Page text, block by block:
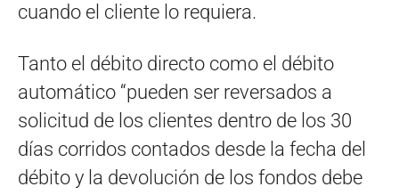
cuando el cliente lo requiera.
Tanto el débito directo como el débito
automático “pueden ser reversados a
solicitud de los clientes dentro de los 30
días corridos contados desde la fecha del
débito y la devolución de los fondos debe